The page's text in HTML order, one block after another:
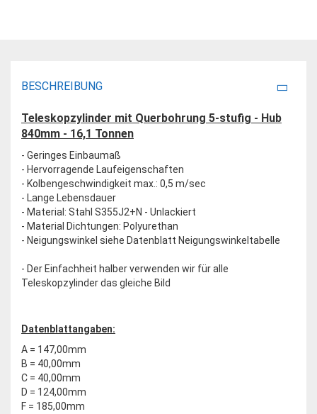
BESCHREIBUNG
Teleskopzylinder mit Querbohrung 5-stufig - Hub
840mm - 16,1 Tonnen
- Geringes Einbaumaß
- Hervorragende Laufeigenschaften
- Kolbengeschwindigkeit max.: 0,5 m/sec
- Lange Lebensdauer
- Material: Stahl S355J2+N - Unlackiert
- Material Dichtungen: Polyurethan
- Neigungswinkel siehe Datenblatt Neigungswinkeltabelle
- Der Einfachheit halber verwenden wir für alle
Teleskopzylinder das gleiche Bild
Datenblattangaben:
A = 147,00mm
B = 40,00mm
C = 40,00mm
D = 124,00mm
F = 185,00mm